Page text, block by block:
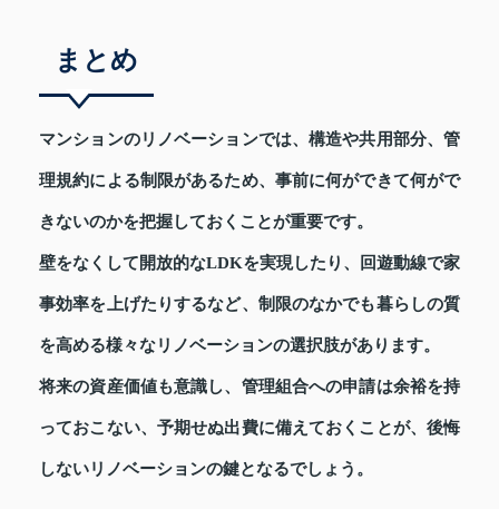
まとめ
マンションのリノベーションでは、構造や共用部分、管
理規約による制限があるため、事前に何ができて何がで
きないのかを把握しておくことが重要です。
壁をなくして開放的なLDKを実現したり、回遊動線で家
事効率を上げたりするなど、制限のなかでも暮らしの質
を高める様々なリノベーションの選択肢があります。
将来の資産価値も意識し、管理組合への申請は余裕を持
っておこない、予期せぬ出費に備えておくことが、後悔
しないリノベーションの鍵となるでしょう。